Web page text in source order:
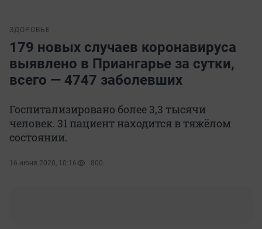
ЗДОРОВЬЕ
179 новых случаев коронавируса
выявлено в Приангарье за сутки,
всего — 4747 заболевших
Госпитализировано более 3,3 тысячи
человек. 31 пациент находится в тяжёлом
состоянии.
16 июня 2020, 10:16 800